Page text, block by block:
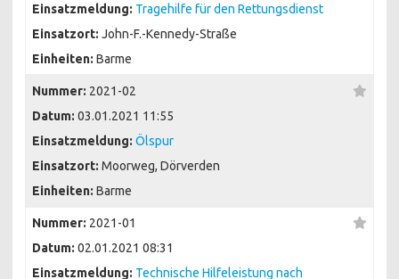
Einsatzmeldung: Tragehilfe für den Rettungsdienst
Einsatzort: John-F.-Kennedy-Straße
Einheiten: Barme
Nummer: 2021-02
Datum: 03.01.2021 11:55
Einsatzmeldung: Ölspur
Einsatzort: Moorweg, Dörverden
Einheiten: Barme
Nummer: 2021-01
Datum: 02.01.2021 08:31
Einsatzmeldung: Technische Hilfeleistung nach